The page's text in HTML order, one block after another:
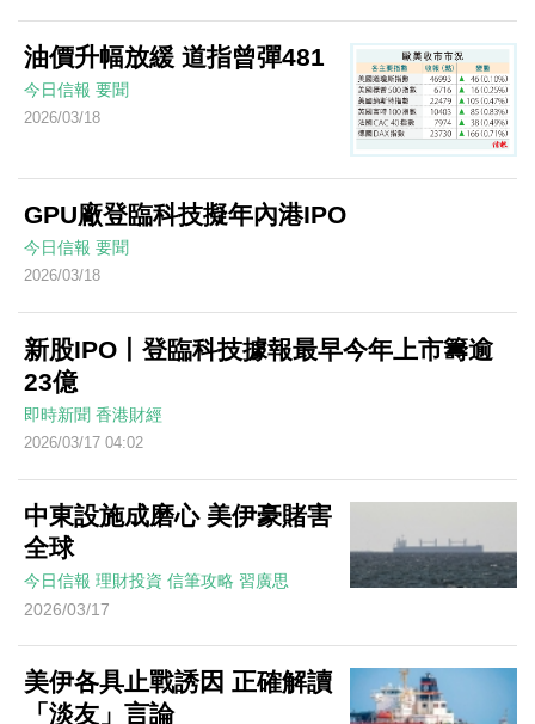
油價升幅放緩 道指曾彈481
今日信報 要聞
2026/03/18
GPU廠登臨科技擬年內港IPO
今日信報 要聞
2026/03/18
新股IPO丨登臨科技據報最早今年上市籌逾
23億
即時新聞 香港財經
2026/03/17 04:02
中東設施成磨心 美伊豪賭害
全球
今日信報 理財投資 信筆攻略 習廣思
2026/03/17
美伊各具止戰誘因 正確解讀
「淡友」言論